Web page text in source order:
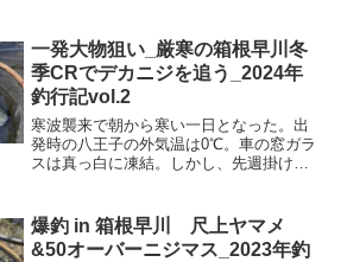
ルースニングで釣りやすいのか？これら
を川の状況に応じて適切に選択できるよ
うにまとめてみました。ニンフの釣りで
どちらが良いか迷う人は多いはず。そう
した方は是非ともご参考下さい。
一発大物狙い_厳寒の箱根早川冬
季CRでデカニジを追う_2024年
釣行記vol.2
寒波襲来で朝から寒い一日となった。出
発時の八王子の外気温は0℃。車の窓ガラ
スは真っ白に凍結。しかし、先週掛け損
爆釣 in 箱根早川 尺上ヤマメ
&50オーバーニジマス_2023年釣